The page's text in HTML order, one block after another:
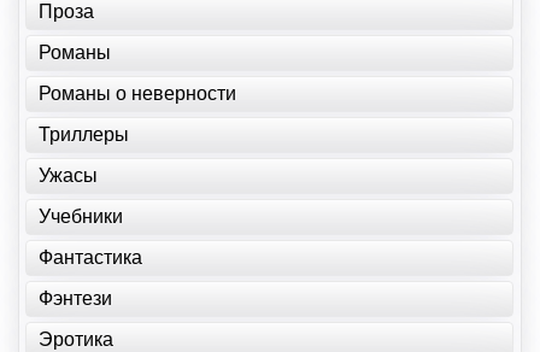
Проза
Романы
Романы о неверности
Триллеры
Ужасы
Учебники
Фантастика
Фэнтези
Эротика